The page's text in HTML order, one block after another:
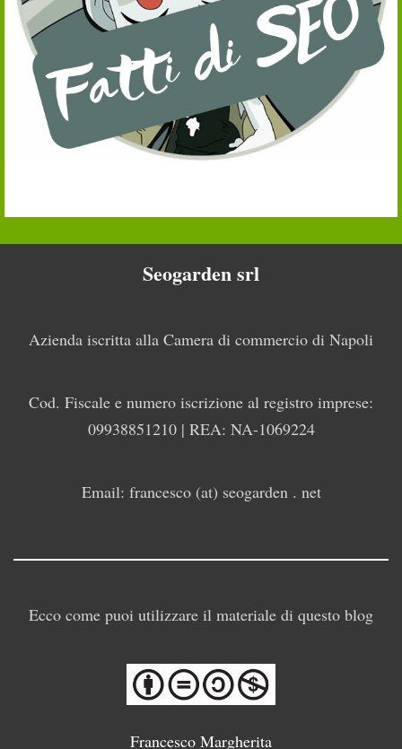
Seogarden srl
Azienda iscritta alla Camera di commercio di Napoli
Cod. Fiscale e numero iscrizione al registro imprese:
09938851210 | REA: NA-1069224
Email: francesco (at) seogarden . net
Ecco come puoi utilizzare il materiale di questo blog
Francesco Margherita